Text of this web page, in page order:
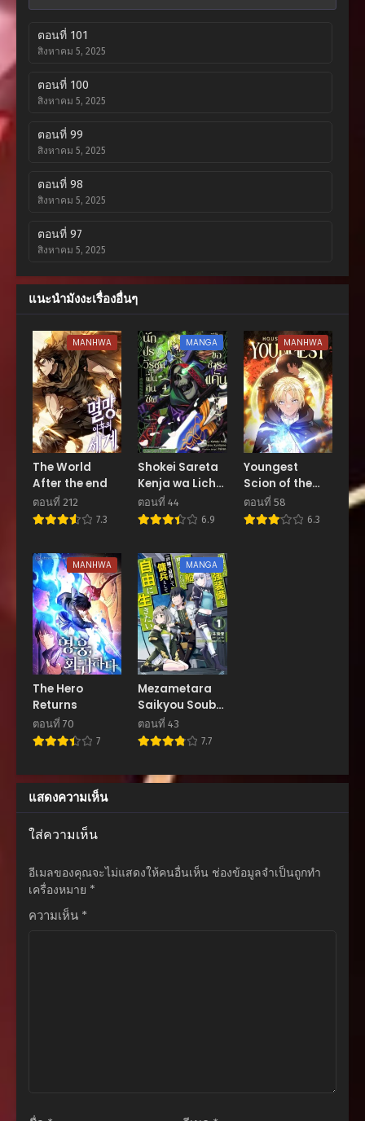
ตอนที่ 101
สิงหาคม 5, 2025
ตอนที่ 100
สิงหาคม 5, 2025
ตอนที่ 99
สิงหาคม 5, 2025
ตอนที่ 98
สิงหาคม 5, 2025
ตอนที่ 97
สิงหาคม 5, 2025
ตอนที่ 96
สิงหาคม 5, 2025
ตอนที่ 95
สิงหาคม 5, 2025
ตอนที่ 94
สิงหาคม 5, 2025
ตอนที่ 93
สิงหาคม 5, 2025
ตอนที่ 92
สิงหาคม 5, 2025
ตอนที่ 90
สิงหาคม 5, 2025
ตอนที่ 89
สิงหาคม 5, 2025
ตอนที่ 88
ตอนที่ 87
สิงหาคม 5, 2025
ตอนที่ 86
สิงหาคม 5, 2025
ตอนที่ 85
ตอนที่ 84
สิงหาคม 5, 2025
แนะนำมังงะเรื่องอื่นๆ
MANHWA
The World
After the end
ตอนที่ 212
7.3
MANGA
Shokei Sareta
Kenja wa Lich
ni Tensei Shite
Shinryaku
ตอนที่ 44
6.9
MANHWA
Youngest
Scion of the
Mages
ตอนที่ 58
6.3
MANHWA
The Hero
Returns
ตอนที่ 70
7
MANGA
Mezametara
Saikyou Soubi
to Uchuusen-
mochi datta
Youhei Toshite
ตอนที่ 43
7.7
แสดงความเห็น
ใส่ความเห็น
อีเมลของคุณจะไม่แสดงให้คนอื่นเห็น ช่องข้อมูลจำเป็นถูกทำ
เครื่องหมาย *
ความเห็น *